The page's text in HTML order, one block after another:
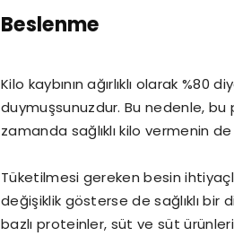
Beslenme
Kilo kaybının ağırlıklı olarak %80
duymuşsunuzdur. Bu nedenle, bu
zamanda sağlıklı kilo vermenin
Tüketilmesi gereken besin
değişiklik gösterse de sağlıklı bir
bazlı proteinler, süt ve süt ürünleri